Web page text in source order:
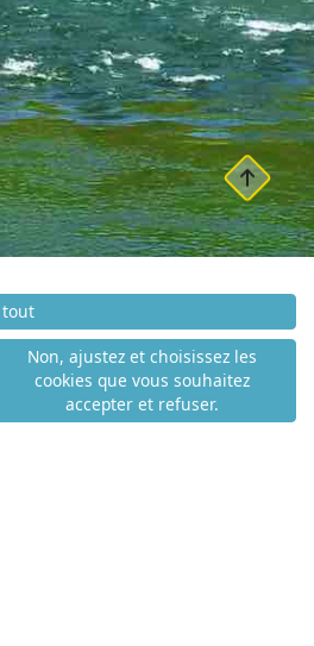
tout
Non, ajustez et choisissez les
cookies que vous souhaitez
accepter et refuser.